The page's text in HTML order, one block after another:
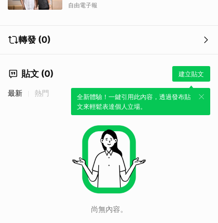
你們
自由電子報
轉發 (0)
貼文 (0) 建立貼文
全新體驗！一鍵引用此內容，透過發布貼
文來輕鬆表達個人立場。
最新 熱門
尚無內容。
取消